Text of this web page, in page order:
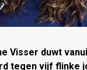
Visser duwt
tegen vijf flinke